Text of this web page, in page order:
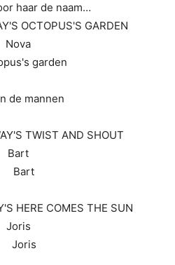
haar de naam…
OCTOPUS'S GARDEN
Nova
de mannen
TWIST AND SHOUT
Bart
HERE COMES THE SUN
Joris